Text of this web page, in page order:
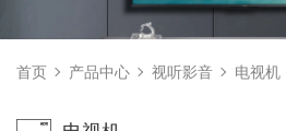
首页 产品中心 视听影音 电视机